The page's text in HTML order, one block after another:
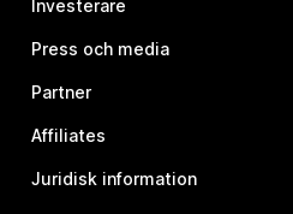
Investerare
Press och media
Partner
Affiliates
Juridisk information